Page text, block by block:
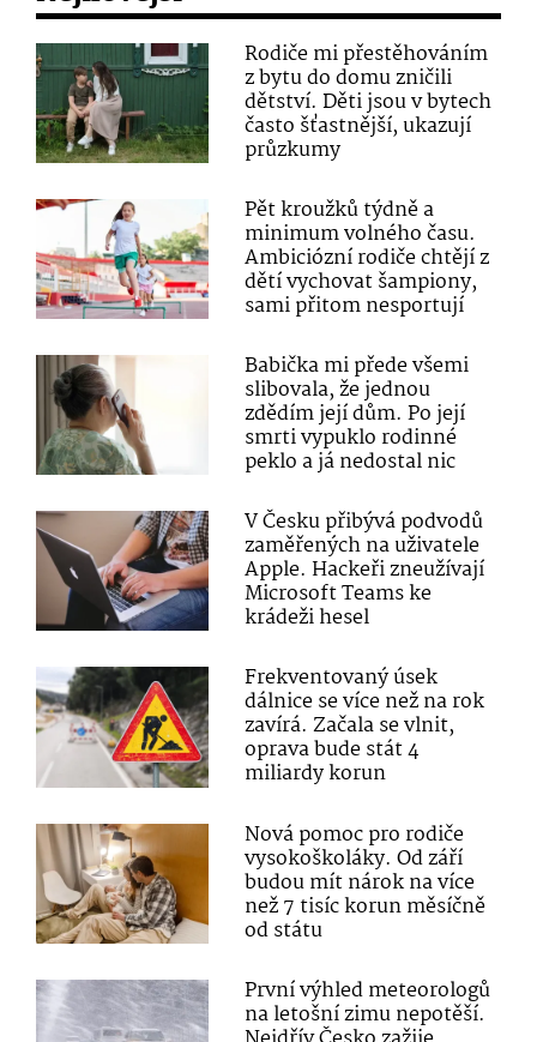
Rodiče mi přestěhováním
z bytu do domu zničili
dětství. Děti jsou v bytech
často šťastnější, ukazují
průzkumy
Pět kroužků týdně a
minimum volného času.
Ambiciózní rodiče chtějí z
dětí vychovat šampiony,
sami přitom nesportují
Babička mi přede všemi
slibovala, že jednou
zdědím její dům. Po její
smrti vypuklo rodinné
peklo a já nedostal nic
V Česku přibývá podvodů
zaměřených na uživatele
Apple. Hackeři zneužívají
Microsoft Teams ke
krádeži hesel
Frekventovaný úsek
dálnice se více než na rok
zavírá. Začala se vlnit,
oprava bude stát 4
miliardy korun
Nová pomoc pro rodiče
vysokoškoláky. Od září
budou mít nárok na více
než 7 tisíc korun měsíčně
od státu
První výhled meteorologů
na letošní zimu nepotěší.